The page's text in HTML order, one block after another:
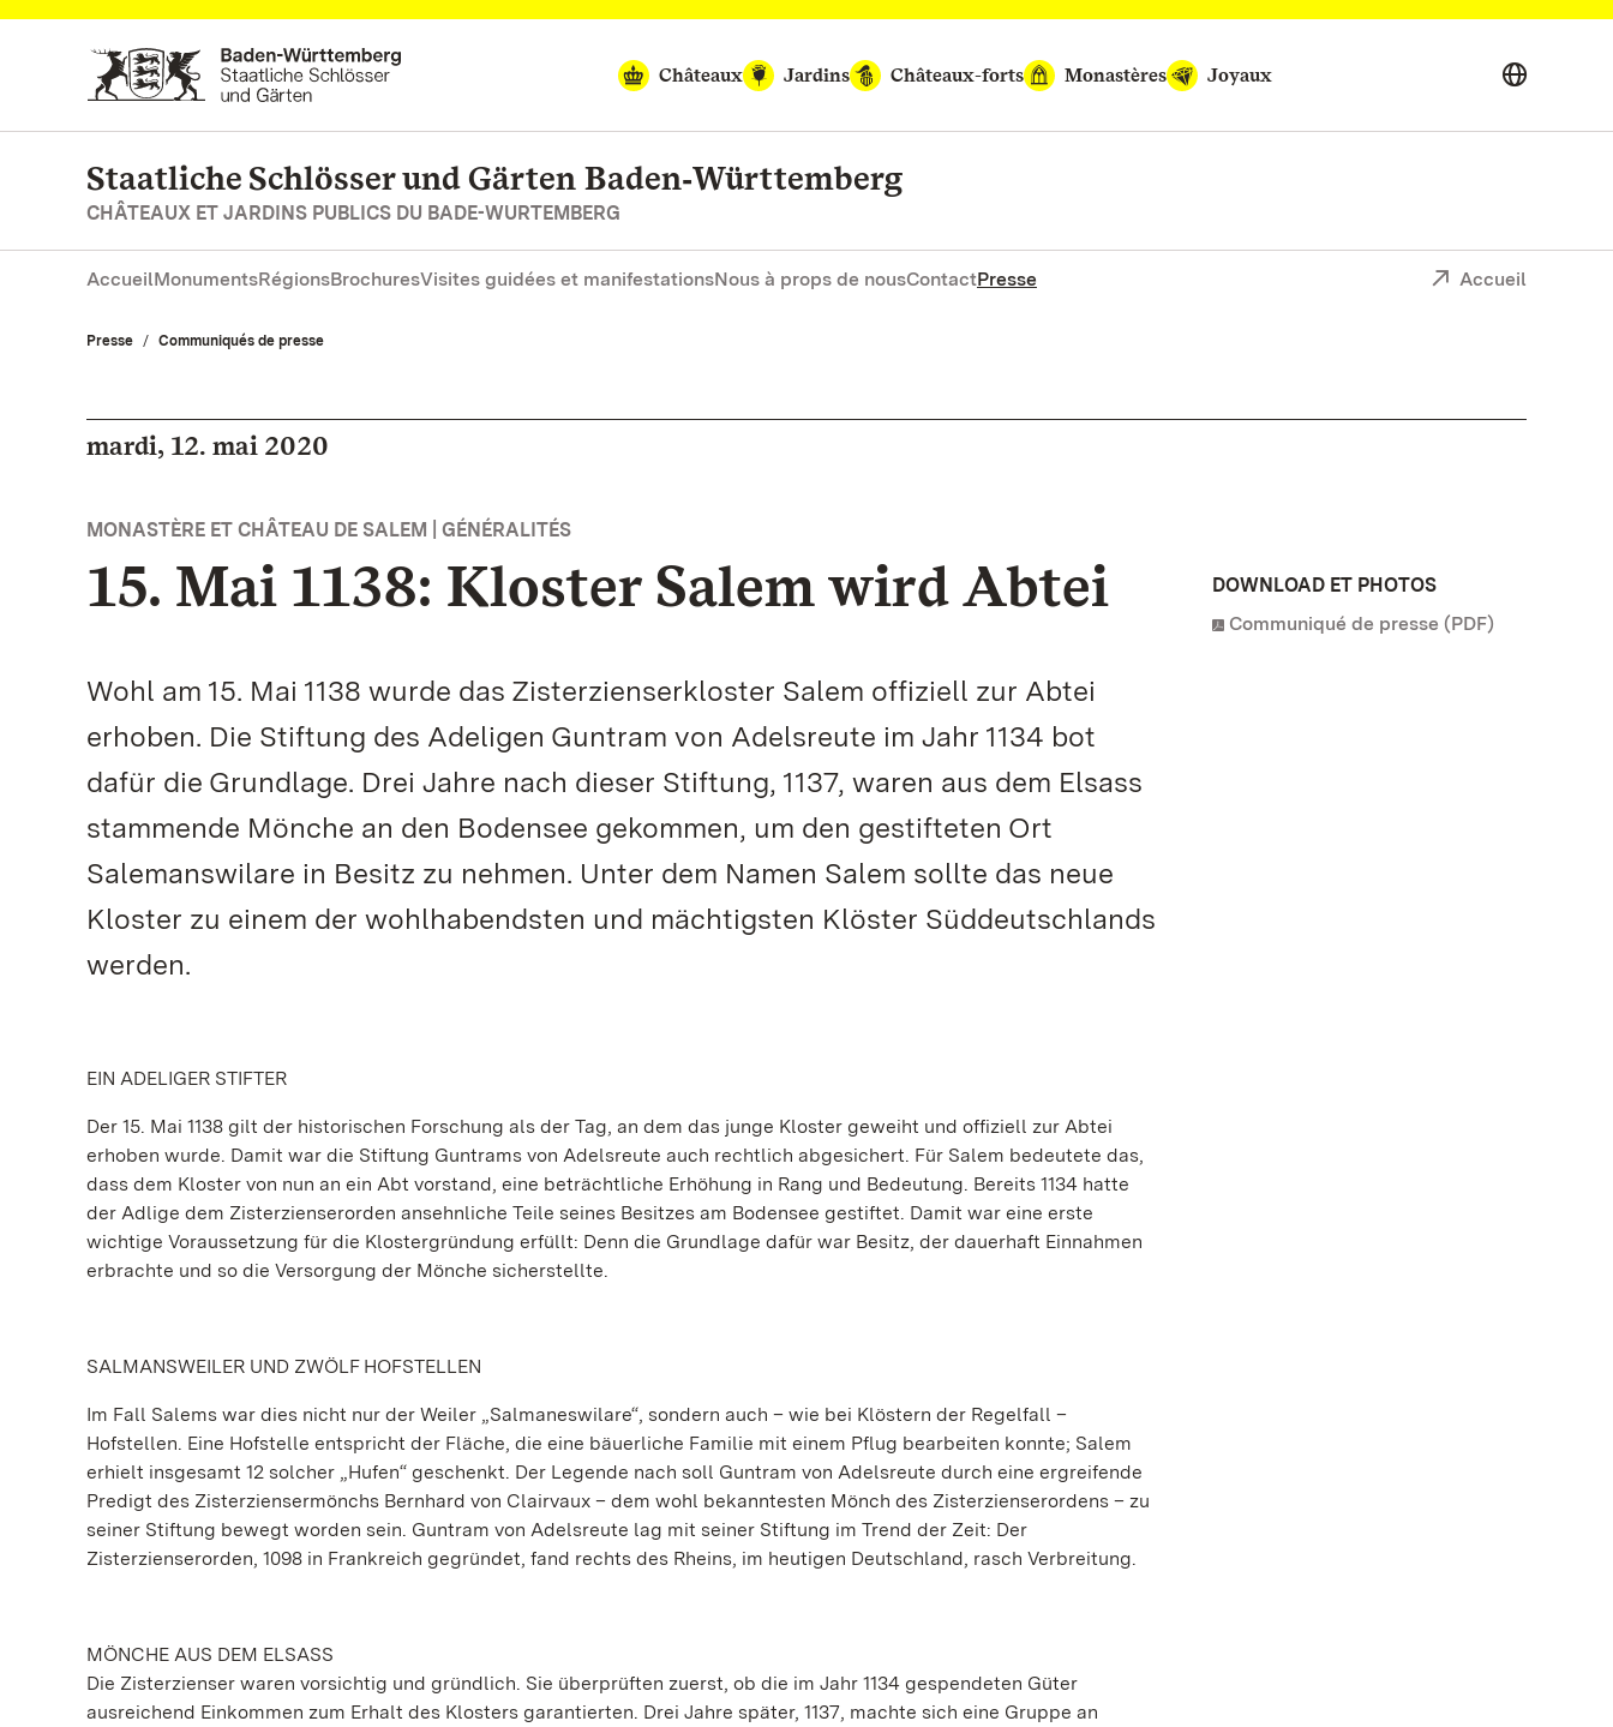
Vers la page d’accueil
Châteaux
Jardins Châteaux-forts Monastères Joyaux
Staatliche Schlösser und Gärten Baden‑Württemberg
CHÂTEAUX ET JARDINS PUBLICS DU BADE-WURTEMBERG
AccueilMonumentsRégionsBrochuresVisites guidées et manifestationsNous à props de nousContactPresse Accueil
Presse Communiqués de presse
mardi, 12. mai 2020
MONASTÈRE ET CHÂTEAU DE SALEM | GÉNÉRALITÉS
15. Mai 1138: Kloster Salem wird Abtei
Wohl am 15. Mai 1138 wurde das Zisterzienserkloster Salem offiziell zur Abtei
erhoben. Die Stiftung des Adeligen Guntram von Adelsreute im Jahr 1134 bot
dafür die Grundlage. Drei Jahre nach dieser Stiftung, 1137, waren aus dem Elsass
stammende Mönche an den Bodensee gekommen, um den gestifteten Ort
Salemanswilare in Besitz zu nehmen. Unter dem Namen Salem sollte das neue
Kloster zu einem der wohlhabendsten und mächtigsten Klöster Süddeutschlands
werden.
EIN ADELIGER STIFTER
Der 15. Mai 1138 gilt der historischen Forschung als der Tag, an dem das junge Kloster geweiht und offiziell zur Abtei
erhoben wurde. Damit war die Stiftung Guntrams von Adelsreute auch rechtlich abgesichert. Für Salem bedeutete das,
dass dem Kloster von nun an ein Abt vorstand, eine beträchtliche Erhöhung in Rang und Bedeutung. Bereits 1134 hatte
der Adlige dem Zisterzienserorden ansehnliche Teile seines Besitzes am Bodensee gestiftet. Damit war eine erste
wichtige Voraussetzung für die Klostergründung erfüllt: Denn die Grundlage dafür war Besitz, der dauerhaft Einnahmen
erbrachte und so die Versorgung der Mönche sicherstellte.
SALMANSWEILER UND ZWÖLF HOFSTELLEN
Im Fall Salems war dies nicht nur der Weiler „Salmaneswilare“, sondern auch – wie bei Klöstern der Regelfall –
Hofstellen. Eine Hofstelle entspricht der Fläche, die eine bäuerliche Familie mit einem Pflug bearbeiten konnte; Salem
erhielt insgesamt 12 solcher „Hufen“ geschenkt. Der Legende nach soll Guntram von Adelsreute durch eine ergreifende
Predigt des Zisterziensermönchs Bernhard von Clairvaux – dem wohl bekanntesten Mönch des Zisterzienserordens – zu
seiner Stiftung bewegt worden sein. Guntram von Adelsreute lag mit seiner Stiftung im Trend der Zeit: Der
Zisterzienserorden, 1098 in Frankreich gegründet, fand rechts des Rheins, im heutigen Deutschland, rasch Verbreitung.
MÖNCHE AUS DEM ELSASS
Die Zisterzienser waren vorsichtig und gründlich. Sie überprüften zuerst, ob die im Jahr 1134 gespendeten Güter
ausreichend Einkommen zum Erhalt des Klosters garantierten. Drei Jahre später, 1137, machte sich eine Gruppe an
DOWNLOAD ET PHOTOS
Communiqué de presse (PDF)